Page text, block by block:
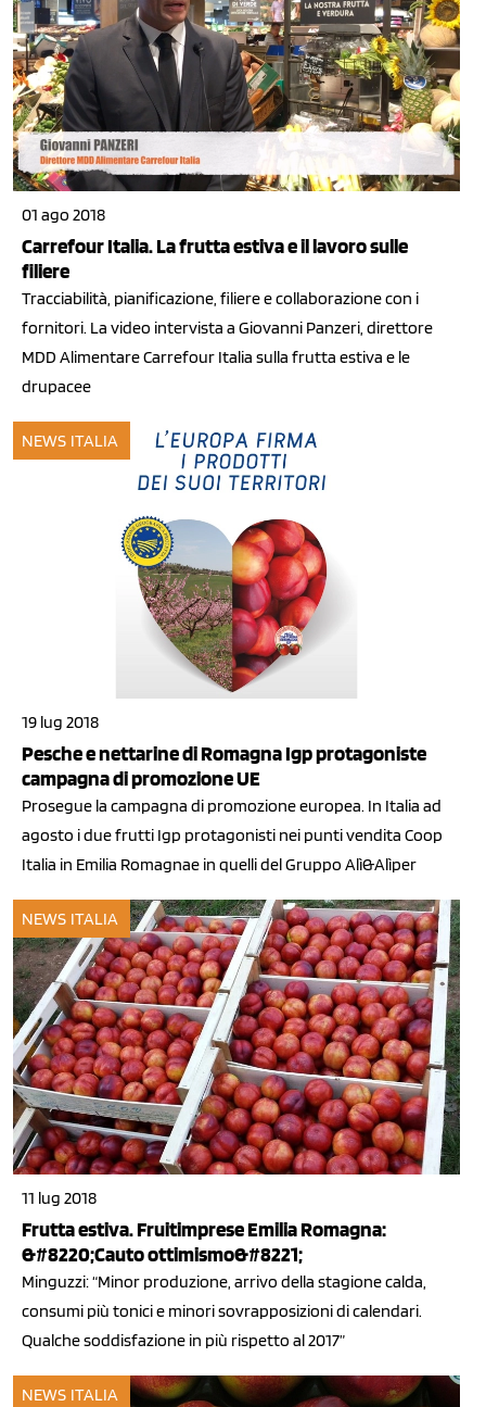
01 ago 2018
Carrefour Italia. La frutta estiva e il lavoro sulle
filiere
Tracciabilità, pianificazione, filiere e collaborazione con i
fornitori. La video intervista a Giovanni Panzeri, direttore
MDD Alimentare Carrefour Italia sulla frutta estiva e le
drupacee
NEWS ITALIA
19 lug 2018
Pesche e nettarine di Romagna Igp protagoniste
campagna di promozione UE
Prosegue la campagna di promozione europea. In Italia ad
agosto i due frutti Igp protagonisti nei punti vendita Coop
Italia in Emilia Romagnae in quelli del Gruppo Alì&Alìper
NEWS ITALIA
11 lug 2018
Frutta estiva. Fruitimprese Emilia Romagna:
&#8220;Cauto ottimismo&#8221;
Minguzzi: “Minor produzione, arrivo della stagione calda,
consumi più tonici e minori sovrapposizioni di calendari.
Qualche soddisfazione in più rispetto al 2017”
NEWS ITALIA